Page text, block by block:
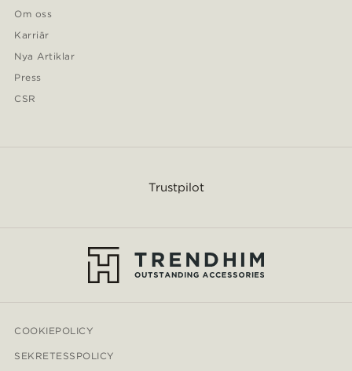
Om oss
Karriär
Nya Artiklar
Press
CSR
Trustpilot
COOKIEPOLICY
SEKRETESSPOLICY